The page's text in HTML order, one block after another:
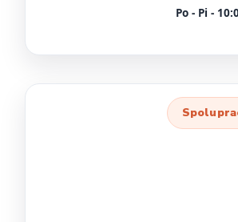
Po - Pi -